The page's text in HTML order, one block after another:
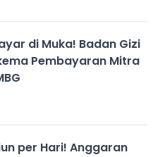
di Muka! Badan Gizi
Pembayaran Mitra
per Hari! Anggaran